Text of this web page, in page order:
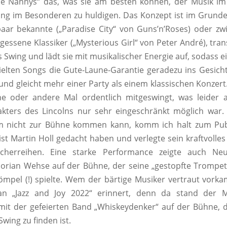
im Besonderen zu huldigen. Das Konzept ist im
bekannte („Paradise City“ von Guns’n’Roses) oder
Klassiker („Mysterious Girl“ von Peter André),
Swing und lädt sie mit musikalischer Energie auf, sodass
Songs die Gute-Laune-Garantie geradezu ins
gleicht mehr einer Party als einem klassischen
oder andere Mal ordentlich mitgeswingt, was leider
des Lincolns nur sehr eingeschränkt möglich war.
nicht zur Bühne kommen kann, komm ich halt zum
Martin Holl gedacht haben und verlegte sein
Eine starke Performance zeigte auch
Wehse auf der Bühne, der seine „gestopfte
(!) spielte. Wem der bärtige Musiker vertraut
„Jazz and Joy 2022“ erinnert, denn da stand der
der gefeierten Band „Whiskeydenker“ auf der Bühne,
zu finden ist.